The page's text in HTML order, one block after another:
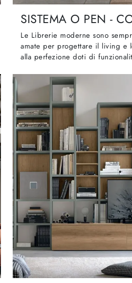
SISTEMA O PEN -
Le Librerie moderne sono
amate per progettare il living e
alla perfezione doti di